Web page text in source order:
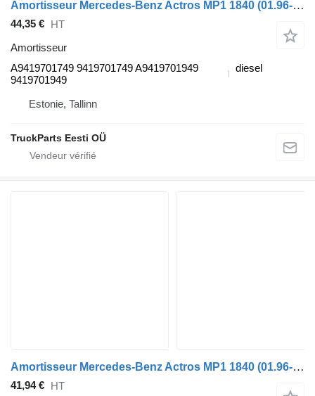
Amortisseur Mercedes-Benz Actros MP1 1840 (01.96-12.02) A9419701749 pour tracteur routier Mercedes-Benz Actros, Axor MP1, MP2, MP3 (1996-2014)
44,35 € HT
Amortisseur
A9419701749 9419701749 A9419701949
9419701949
diesel
Estonie, Tallinn
TruckParts Eesti OÜ
Amortisseur Mercedes-Benz Actros MP1 1840 (01.96-12.02) A9419701549 pour tracteur routier Mercedes-Benz Actros, Axor MP1, MP2, MP3 (1996-2014)
41,94 € HT